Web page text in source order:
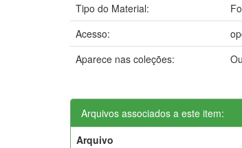
Tipo do Material:
Acesso:
Aparece nas coleções:
Arquivos associados a este item:
Arquivo